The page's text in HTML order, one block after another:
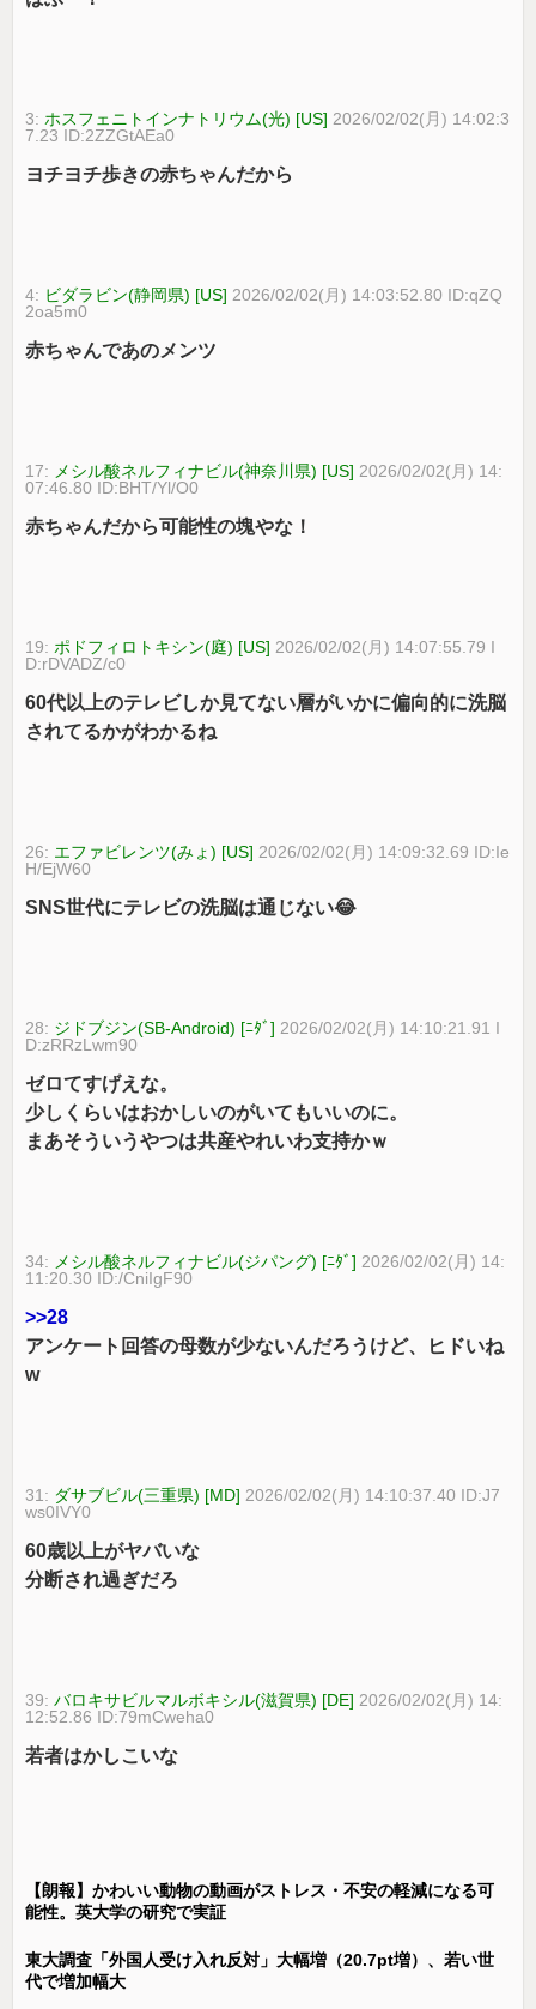
3: ホスフェニトインナトリウム(光) [US] 2026/02/02(月) 14:02:3
7.23 ID:2ZZGtAEa0
ヨチヨチ歩きの赤ちゃんだから
4: ビダラビン(静岡県) [US] 2026/02/02(月) 14:03:52.80 ID:qZQ
2oa5m0
赤ちゃんであのメンツ
17: メシル酸ネルフィナビル(神奈川県) [US] 2026/02/02(月) 14:
07:46.80 ID:BHT/Yl/O0
赤ちゃんだから可能性の塊やな！
19: ポドフィロトキシン(庭) [US] 2026/02/02(月) 14:07:55.79 I
D:rDVADZ/c0
60代以上のテレビしか見てない層がいかに偏向的に洗脳
されてるかがわかるね
26: エファビレンツ(みょ) [US] 2026/02/02(月) 14:09:32.69 ID:Ie
H/EjW60
SNS世代にテレビの洗脳は通じない😂
28: ジドブジン(SB-Android) [ﾆﾀﾞ] 2026/02/02(月) 14:10:21.91 I
D:zRRzLwm90
ゼロてすげえな。
少しくらいはおかしいのがいてもいいのに。
まあそういうやつは共産やれいわ支持かｗ
34: メシル酸ネルフィナビル(ジパング) [ﾆﾀﾞ] 2026/02/02(月) 14:
11:20.30 ID:/CniIgF90
>>28
アンケート回答の母数が少ないんだろうけど、ヒドいね
w
31: ダサブビル(三重県) [MD] 2026/02/02(月) 14:10:37.40 ID:J7
ws0IVY0
60歳以上がヤバいな
分断され過ぎだろ
39:バロキサビルマルボキシル(滋賀県) [DE] 2026/02/02(月) 14:
12:52.86 ID:79mCweha0
若者はかしこいな
【朗報】かわいい動物の動画がストレス・不安の軽減になる可
能性。英大学の研究で実証
東大調査「外国人受け入れ反対」大幅増（20.7pt増）、若い世
代で増加幅大